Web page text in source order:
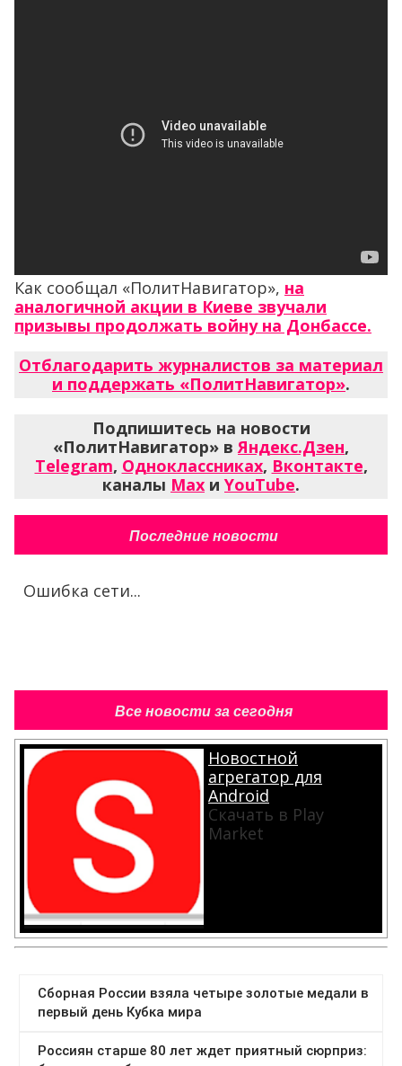
Как сообщал «ПолитНавигатор», на
аналогичной акции в Киеве звучали
призывы продолжать войну на Донбассе.
Отблагодарить журналистов за материал
и поддержать «ПолитНавигатор».
Подпишитесь на новости
«ПолитНавигатор» вЯндекс.Дзен,
Telegram, Одноклассниках, Вконтакте,
каналы Max и YouTube.
Последние новости
Ошибка сети...
Все новости за сегодня
Новостной
агрегатор для
Android
Скачать в Play
Market